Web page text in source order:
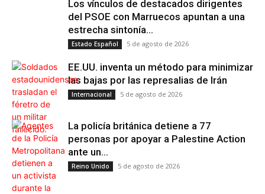
Los vínculos de destacados dirigentes
del PSOE con Marruecos apuntan a una
estrecha sintonía...
Estado Español 5 de agosto de 2026
EE.UU. inventa un método para minimizar
las bajas por las represalias de Irán
Internacional 5 de agosto de 2026
La policía británica detiene a 77
personas por apoyar a Palestine Action
ante un...
Reino Unido 5 de agosto de 2026